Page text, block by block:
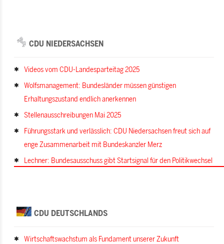
CDU NIEDERSACHSEN
Videos vom CDU-Landesparteitag 2025
Wolfsmanagement: Bundesländer müssen günstigen
Erhaltungszustand endlich anerkennen
Stellenausschreibungen Mai 2025
Führungsstark und verlässlich: CDU Niedersachsen freut sich auf
enge Zusammenarbeit mit Bundeskanzler Merz
Lechner: Bundesausschuss gibt Startsignal für den Politikwechsel
CDU DEUTSCHLANDS
Wirtschaftswachstum als Fundament unserer Zukunft